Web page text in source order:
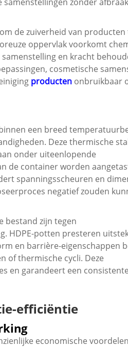
de zuiverheid van producten
oppervlak voorkomt
en kracht
cosmetische
producten onbruikbaar
een breed
Deze thermische
onder uiteenlopende
de container worden
spanningsscheuren en
negatief zouden
bestand zijn tegen
HDPE-potten presteren
en barrière-eigenschappen
of thermische cycli. Deze
en garandeert een
efficiëntie
economische